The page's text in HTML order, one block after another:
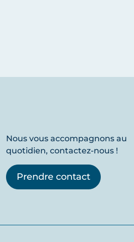
Nous vous accompagnons au
quotidien, contactez-nous !
Prendre contact